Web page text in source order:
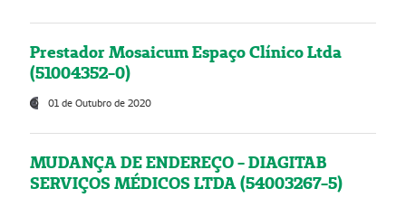
Prestador Mosaicum Espaço Clínico Ltda
(51004352-0)
01 de Outubro de 2020
MUDANÇA DE ENDEREÇO - DIAGITAB
SERVIÇOS MÉDICOS LTDA (54003267-5)